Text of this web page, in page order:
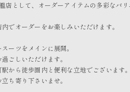
として、オーダーアイテムの多彩なバリ
でオーダーをお楽しみいただけます。
ーツをメインに展開。
ごしいただけます。
から徒歩圏内と便利な立地でございます。
ち寄り下さいませ。